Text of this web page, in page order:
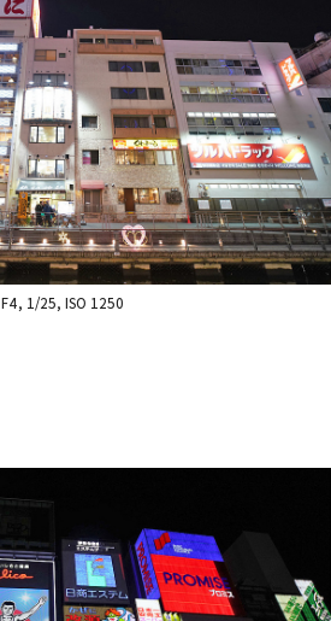
F4, 1/25, ISO 1250